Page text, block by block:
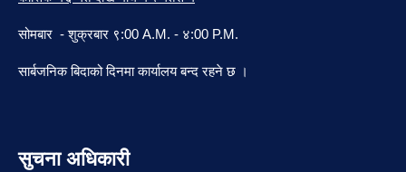
सोमबार - शुक्रबार ९:00 A.M. - ४:00 P.M.
सार्बजनिक बिदाको दिनमा कार्यालय बन्द रहने छ ।
सुचना अधिकारी